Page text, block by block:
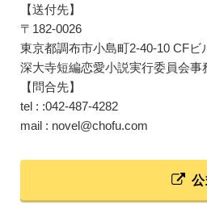
【送付先】
〒182-0026
東京都調布市小島町2-40-10 CFビ
深大寺短編恋愛小説実行委員会事
【問合先】
tel : :042‐487‐4282
mail : novel@chofu.com